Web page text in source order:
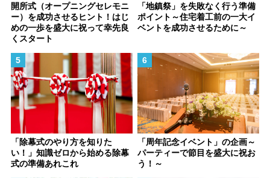
開所式（オープニングセレモニ
ー）を成功させるヒント！はじ
めの一歩を盛大に祝って幸先良
くスタート
「地鎮祭」を失敗なく行う準備
ポイント～住宅着工前の一大イ
ベントを成功させるために～
「除幕式のやり方を知りた
い！」知識ゼロから始める除幕
式の準備あれこれ
「周年記念イベント」の企画～
パーティーで節目を盛大に祝お
う！～